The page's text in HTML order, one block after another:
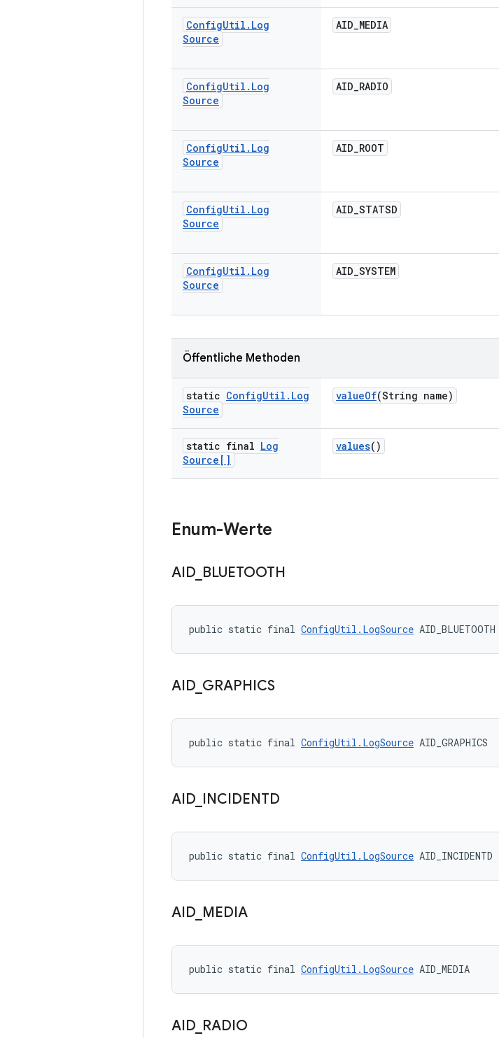
ConfigUtil . Log
Source
AID_MEDIA
ConfigUtil . Log
Source
AID_RADIO
ConfigUtil . Log
Source
AID_ROOT
ConfigUtil . Log
Source
AID_STATSD
ConfigUtil . Log
Source
AID_SYSTEM
Öffentliche Methoden
static ConfigUtil . Log
Source
valueOf(String name)
static final Log
Source[]
values()
Enum-Werte
AID BLUETOOTH
public static final ConfigUtil.LogSource AID_BLUETOOTH
AID GRAPHICS
public static final ConfigUtil.LogSource AID_GRAPHICS
AID INCIDENTD
public static final ConfigUtil.LogSource AID_INCIDENTD
AID MEDIA
public static final ConfigUtil.LogSource AID_MEDIA
AID RADIO